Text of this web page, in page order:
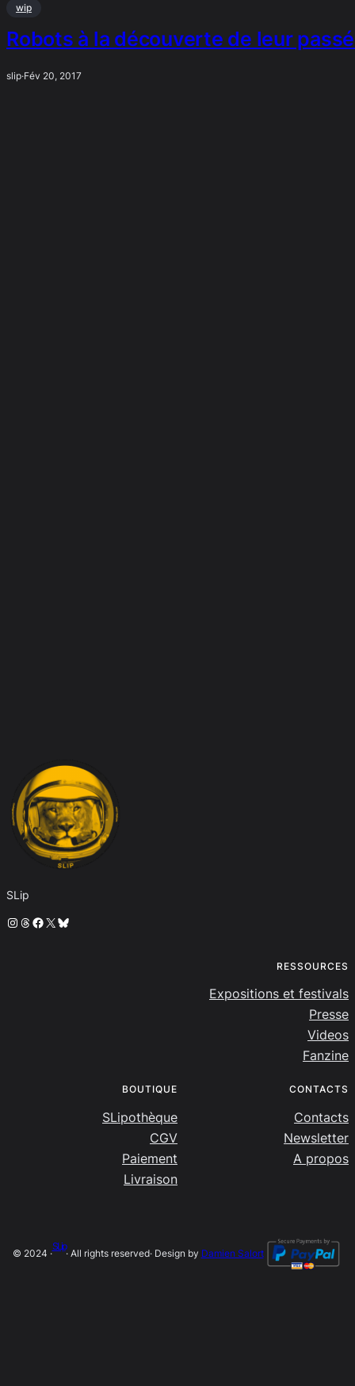
wip
Robots à la découverte de leur
slip·Fév 20, 2017
SLip
Instagram
Threads
Facebook
X Bluesky
RESSOURCES
Expositions et festivals
Presse
Videos
Fanzine
BOUTIQUE
SLipothèque
CGV
Paiement
Livraison
CONTACTS
Contacts
Newsletter
A propos
© 2024 ·
SLip
· All rights reserved· Design by Damien Salort